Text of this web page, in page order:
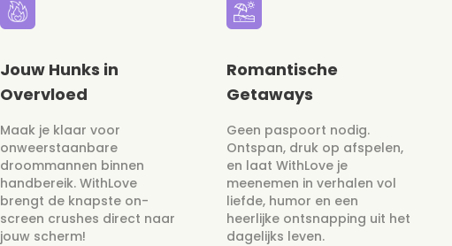
Jouw Hunks in
Overvloed
Maak je klaar voor
onweerstaanbare
droommannen binnen
handbereik. WithLove
brengt de knapste on-
screen crushes direct naar
jouw scherm!
Romantische
Getaways
Geen paspoort nodig.
Ontspan, druk op afspelen,
en laat WithLove je
meenemen in verhalen vol
liefde, humor en een
heerlijke ontsnapping uit het
dagelijks leven.